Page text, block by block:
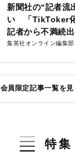
新聞社の“記者流
い 「TikToker化
記者から不満続出
集英社オンライン編集
会員限定記事一覧を見
特集